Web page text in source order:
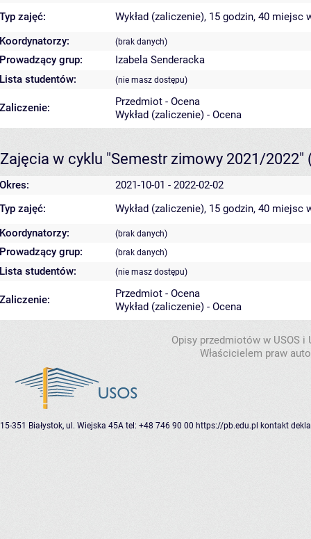
Typ zajęć:
Wykład (zaliczenie), 15 godzin, 40 miejsc
Koordynatorzy:
(brak danych)
Prowadzący grup:
Izabela Senderacka
Lista studentów:
(nie masz dostępu)
Zaliczenie:
Przedmiot - Ocena
Wykład (zaliczenie) - Ocena
Zajęcia w cyklu "Semestr zimowy 2021/2022"
Okres:
2021-10-01 - 2022-02-02
Typ zajęć:
Wykład (zaliczenie), 15 godzin, 40 miejsc
Koordynatorzy:
(brak danych)
Prowadzący grup: (brak danych)
Lista studentów: (nie masz dostępu)
Zaliczenie:
Przedmiot - Ocena
Wykład (zaliczenie) - Ocena
Opisy przedmiotów w USOS
Właścicielem praw
15-351 Białystok, ul. Wiejska 45A tel: +48 746 90 00 https://pb.edu.pl kontakt